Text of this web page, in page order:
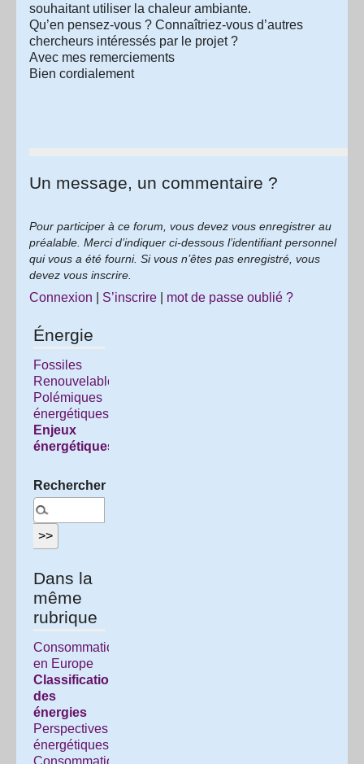
souhaitant utiliser la chaleur ambiante.
Qu’en pensez-vous ? Connaîtriez-vous d’autres
chercheurs intéressés par le projet ?
Avec mes remerciements
Bien cordialement
Un message, un commentaire ?
Pour participer à ce forum, vous devez vous enregistrer au
préalable. Merci d’indiquer ci-dessous l’identifiant personnel
qui vous a été fourni. Si vous n’êtes pas enregistré, vous
devez vous inscrire.
Connexion S’inscrire mot de passe oublié ?
Énergie
Fossiles
Renouvelables
Polémiques
énergétiques
Enjeux
énergétiques
Rechercher :
Dans la
même
rubrique
Consommation
en Europe
Classification
des
énergies
Perspectives
énergétiques